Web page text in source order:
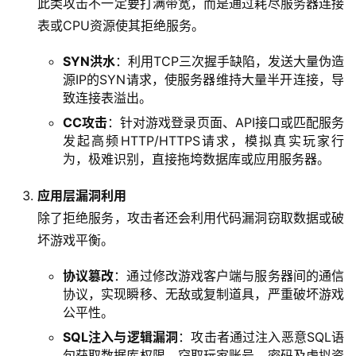
此类攻击不一定要打满带宽，而是通过耗尽服务器连接
表或CPU资源使其拒绝服务。
SYN洪水：利用TCP三次握手缺陷，发送大量伪造
源IP的SYN请求，使服务器维持大量半开连接，导
致连接表溢出。
CC攻击：针对游戏登录页面、API接口或匹配服务
发起高频HTTP/HTTPS请求，模拟真实玩家行
为，极难识别，直接拖垮数据库或应用服务器。
应用层漏洞利用
除了拒绝服务，攻击者还会利用代码漏洞窃取数据或破
坏游戏平衡。
协议篡改：通过修改游戏客户端与服务器间的通信
协议，实现瞬移、无敌或复制道具，严重破坏游戏
公平性。
SQL注入与逻辑漏洞 ：攻击者通过注入恶意SQL语